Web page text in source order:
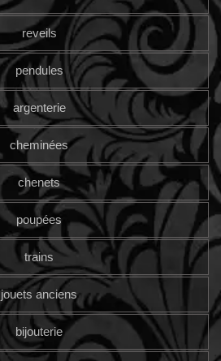
reveils
pendules
argenterie
cheminées
chenets
poupées
trains
jouets anciens
bijouterie